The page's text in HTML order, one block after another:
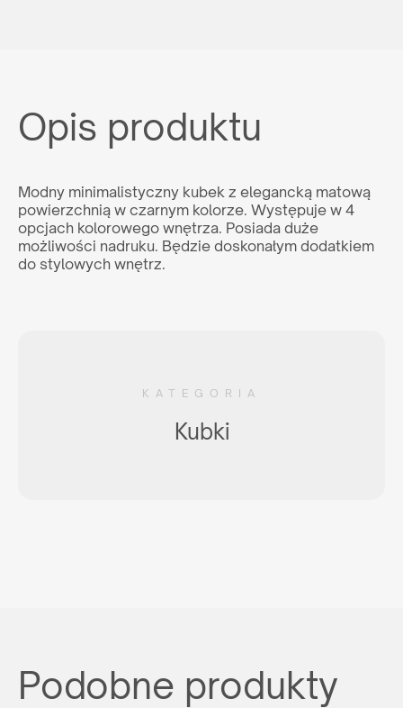
Opis produktu
Modny minimalistyczny kubek z elegancką matową
powierzchnią w czarnym kolorze. Występuje w 4
opcjach kolorowego wnętrza. Posiada duże
możliwości nadruku. Będzie doskonałym dodatkiem
do stylowych wnętrz.
KATEGORIA
Kubki
Podobne produkty
WSPÓŁPRACA
Jesteś
klientem końcowym?
Nie jesteś agencją, ale interesuje Cię zakup naszych